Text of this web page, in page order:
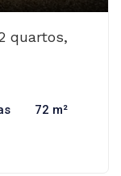
quartos,
72 m²